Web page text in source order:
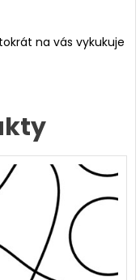
na vás vykukuje